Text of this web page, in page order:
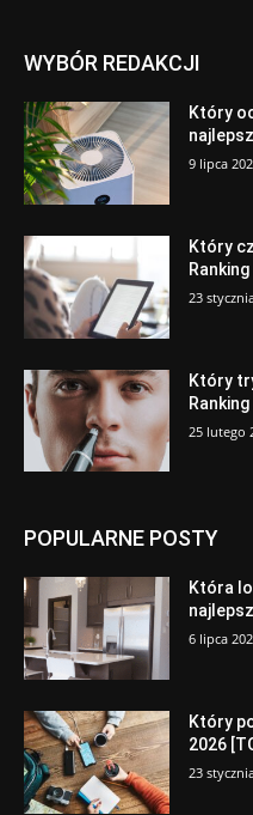
WYBÓR REDAKCJI
Który
9 lipca
Który
23
Który
25 lutego
POPULARNE POSTY
Która
6 lipca
Który
2026
23